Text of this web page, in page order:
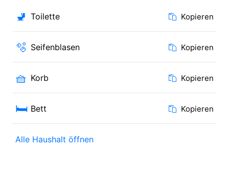
🚽 Toilette Kopieren
🫧 Seifenblasen Kopieren
🧺 Korb Kopieren
🛏️ Bett Kopieren
Alle Haushalt öffnen